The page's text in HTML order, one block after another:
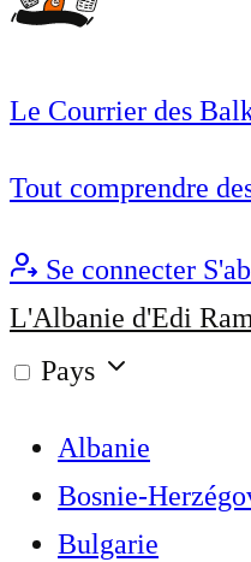
Le Courrier des
Tout comprendre
Se connecter
L'Albanie d'Edi
Pays
Albanie
Bosnie-
Bulgarie